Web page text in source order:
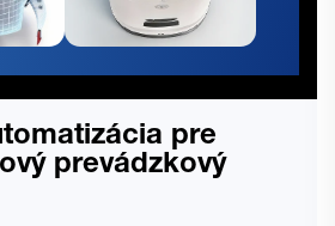
pre
prevádzkový